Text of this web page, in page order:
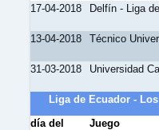
17-04-2018 Delfín - Liga
13-04-2018 Técnico
31-03-2018 Universidad
Liga de Ecuador -
día del
Juego